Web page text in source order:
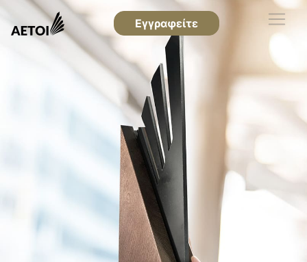
Εγγραφείτε